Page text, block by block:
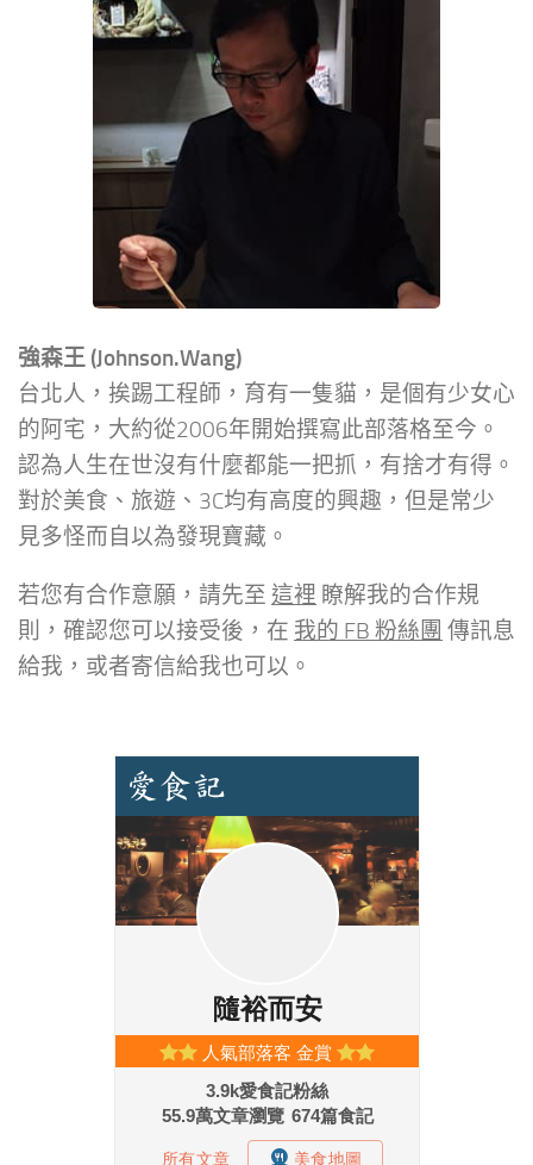
強森王 (Johnson.Wang)
台北人，挨踢工程師，育有一隻貓，是個有少女心
的阿宅，大約從2006年開始撰寫此部落格至今。
認為人生在世沒有什麼都能一把抓，有捨才有得。
對於美食、旅遊、3C均有高度的興趣，但是常少
見多怪而自以為發現寶藏。
若您有合作意願，請先至 這裡 瞭解我的合作規
則，確認您可以接受後，在 我的 FB 粉絲團 傳訊息
給我，或者寄信給我也可以。